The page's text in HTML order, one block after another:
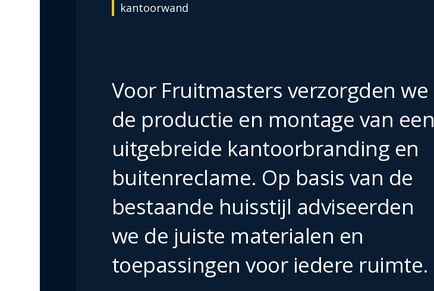
kantoorwand
Voor Fruitmasters verzorgden we
de productie en montage van een
uitgebreide kantoorbranding en
buitenreclame. Op basis van de
bestaande huisstijl adviseerden
we de juiste materialen en
toepassingen voor iedere ruimte.